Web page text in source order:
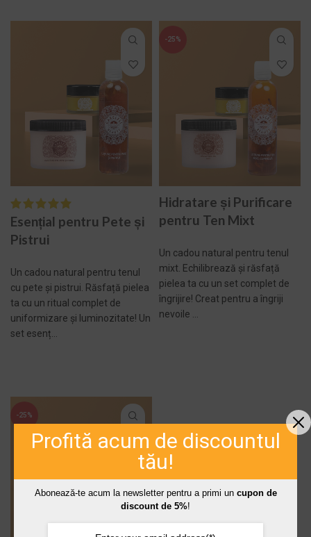
Esențial pentru Pete și
Pistrui
Un cadou natural pentru tenul
cu pete și pistrui. Răsfață pielea
ta cu un ritual complet de
uniformizare și luminozitate! Un
set esenț...
-25%
Hidratare și Purificare
pentru Ten Mixt
Un cadou natural pentru tenul
mixt. Echilibrează și răsfață
pielea ta cu un set complet de
îngrijire! Creat pentru a îngriji
nevoile ...
-25%
Profită acum de discountul
tău!
Abonează-te acum la newsletter pentru a primi un cupon de
discount de 5%!